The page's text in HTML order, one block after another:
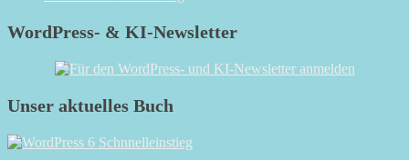
WordPress- & KI-Newsletter
Unser aktuelles Buch